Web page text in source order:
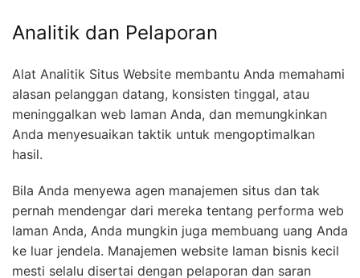
Analitik dan Pelaporan
Alat Analitik Situs Website membantu Anda memahami
alasan pelanggan datang, konsisten tinggal, atau
meninggalkan web laman Anda, dan memungkinkan
Anda menyesuaikan taktik untuk mengoptimalkan
hasil.
Bila Anda menyewa agen manajemen situs dan tak
pernah mendengar dari mereka tentang performa web
laman Anda, Anda mungkin juga membuang uang Anda
ke luar jendela. Manajemen website laman bisnis kecil
mesti selalu disertai dengan pelaporan dan saran